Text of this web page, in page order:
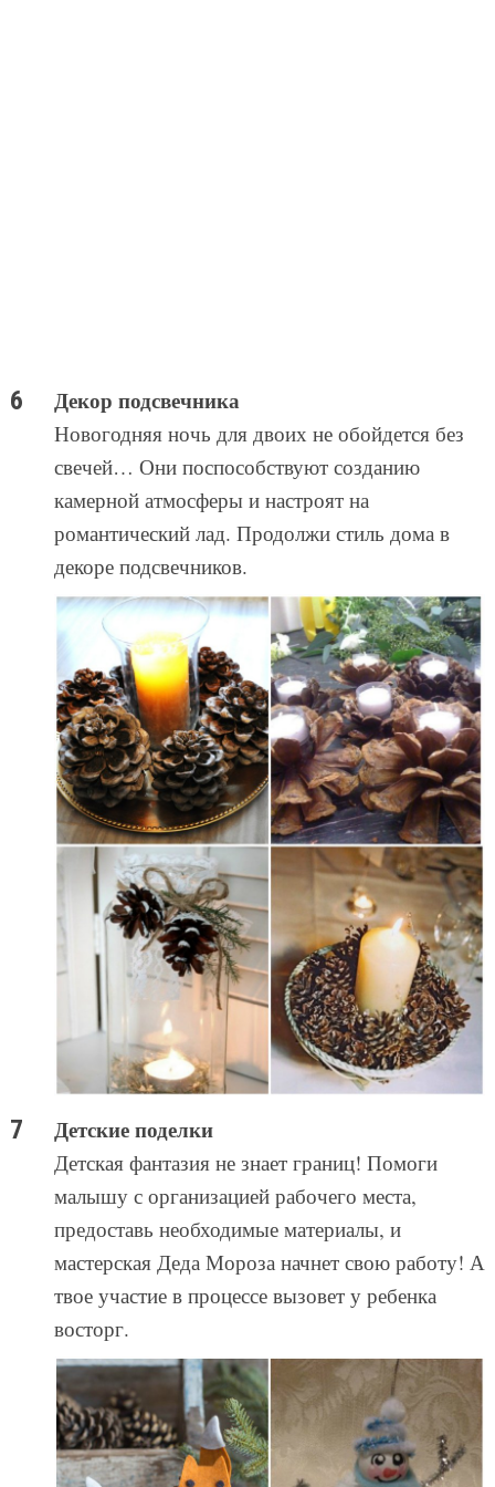
Декор подсвечника
Новогодняя ночь для двоих не обойдется без
свечей… Они поспособствуют созданию
камерной атмосферы и настроят на
романтический лад. Продолжи стиль дома в
декоре подсвечников.
Детские поделки
Детская фантазия не знает границ! Помоги
малышу с организацией рабочего места,
предоставь необходимые материалы, и
мастерская Деда Мороза начнет свою работу! А
твое участие в процессе вызовет у ребенка
восторг.